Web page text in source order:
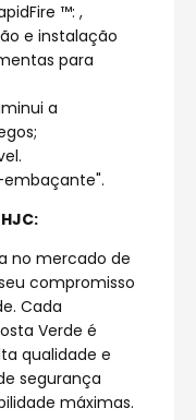
™: ,
e instalação
para
a
no mercado de
compromisso
Cada
Verde é
qualidade e
segurança
máximas.